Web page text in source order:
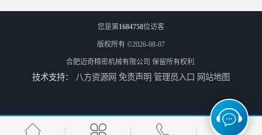
天津机床零件加工厂家 迈奇精密机械 一站式服务 北京零配件机加工 迈奇精密机械 经验丰富
您是第1684758位访客
版权所有 ©2026-08-07
合肥迈奇精密机械有限公司 保留所有权利.
技术支持： 八方资源网 免责声明 管理员入口 网站地图